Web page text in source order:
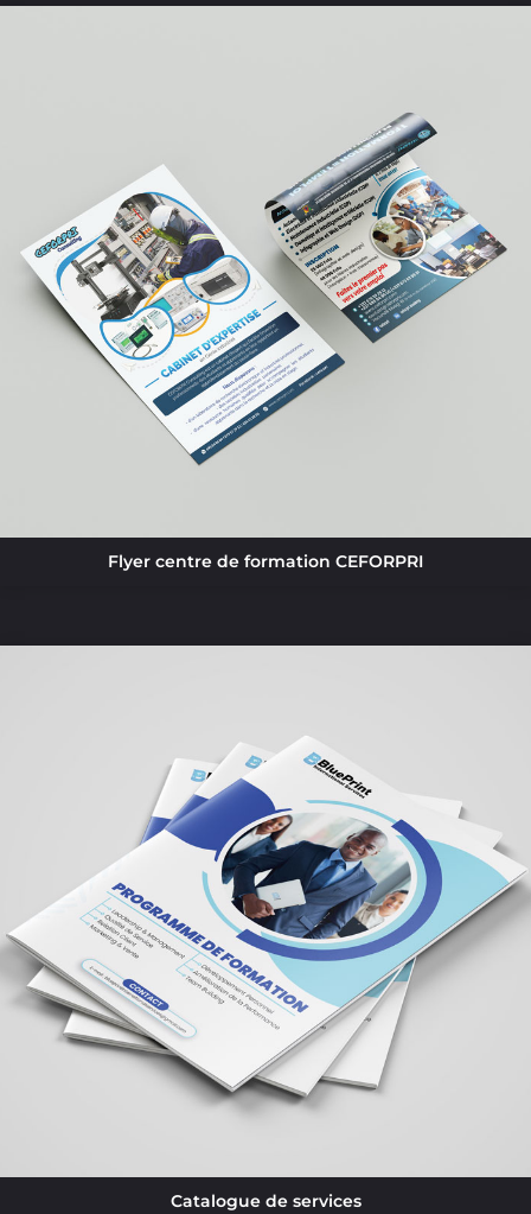
Flyer centre de formation CEFORPRI
Catalogue de services